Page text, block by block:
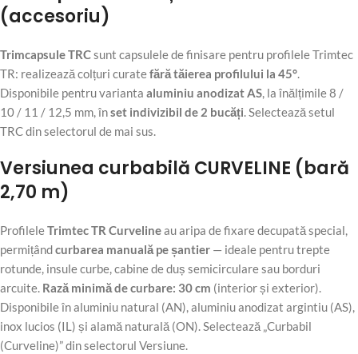
(accesoriu)
Trimcapsule TRCsunt capsulele de finisare pentru profilele Trimtec
TR: realizează colțuri curatefără tăierea profilului la 45°.
Disponibile pentru varianta aluminiu anodizat AS, la înălțimile 8 /
10 / 11 / 12,5 mm, înset indivizibil de 2 bucăți. Selectează setul
TRC din selectorul de mai sus.
Versiunea curbabilă CURVELINE (bară
2,70 m)
ProfileleTrimtec TR Curvelineau aripa de fixare decupată special,
permițândcurbarea manuală pe șantier — ideale pentru trepte
rotunde, insule curbe, cabine de duș semicirculare sau borduri
arcuite. Rază minimă de curbare: 30 cm (interior și exterior).
Disponibile în aluminiu natural (AN), aluminiu anodizat argintiu (AS),
inox lucios (IL) și alamă naturală (ON). Selectează „Curbabil
(Curveline)” din selectorul Versiune.